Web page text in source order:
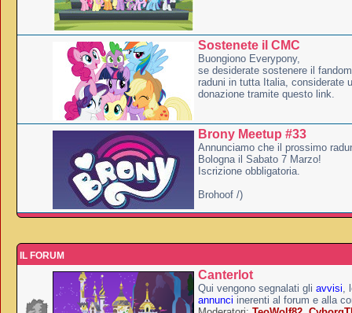
Sostenete il CMC
Buongiono Everypony,
se desiderate sostenere il
raduni in tutta Italia, considerate
donazione tramite questo link.
Brony Meetup #33
Annunciamo che il prossimo
Bologna il Sabato 7 Marzo!
Iscrizione obbligatoria.
Brohoof /)
IL FORUM
Canterlot
Qui vengono segnalati gli avvisi,
annunci inerenti al forum e alla